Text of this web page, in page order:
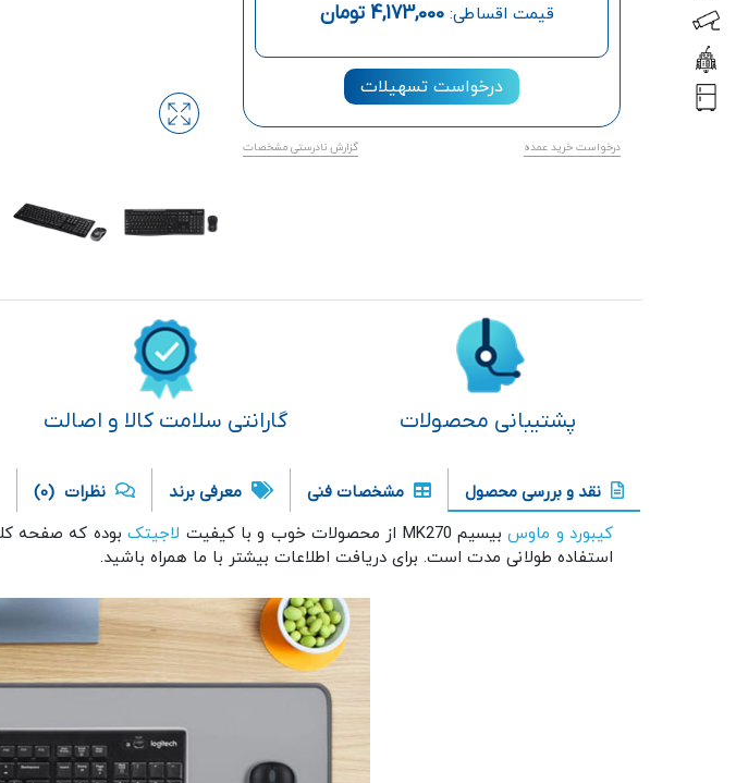
قیمت اقساطی: 4,173,000 تومان
درخواست تسهیلات
درخواست خرید عمده گزارش نادرستی مشخصات
پشتیبانی محصولات گارانتی سلامت کالا و اصالت
نقد و بررسی محصول مشخصات فنی معرفی برند نظرات (0)
کیبورد و ماوسبیسیم MK270 از محصولات خوب و با کیفیت لاجیتکبوده که صفحه
استفاده طولانی مدت است. برای دریافت اطلاعات بیشتر با ما همراه باشید.